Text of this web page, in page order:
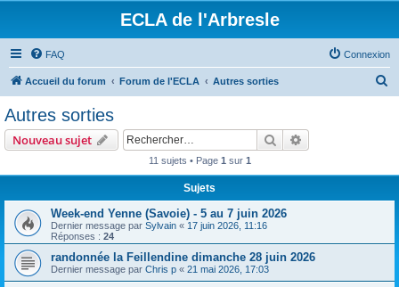
ECLA de l'Arbresle
FAQ Connexion
Accueil du forum Forum de l'ECLA Autres sorties
Autres sorties
Nouveau sujet Rechercher
11 sujets • Page 1 sur 1
Sujets
Week-end Yenne (Savoie) - 5 au 7 juin 2026
Dernier message par Sylvain « 17 juin 2026, 11:16
Réponses : 24
randonnée la Feillendine dimanche 28 juin 2026
Dernier message par Chris p « 21 mai 2026, 17:03